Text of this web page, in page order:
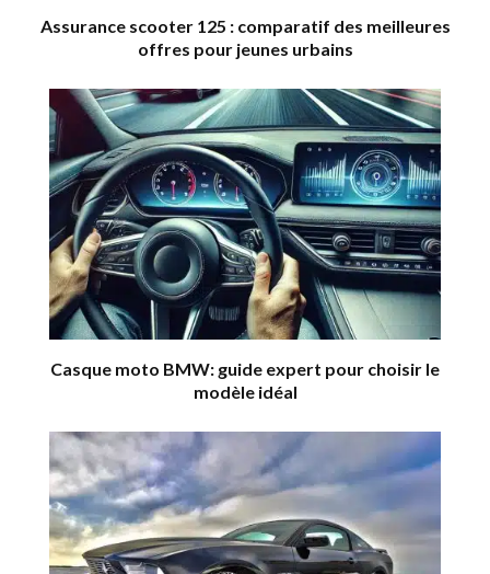
Assurance scooter 125 : comparatif des meilleures
offres pour jeunes urbains
Casque moto BMW: guide expert pour choisir le
modèle idéal